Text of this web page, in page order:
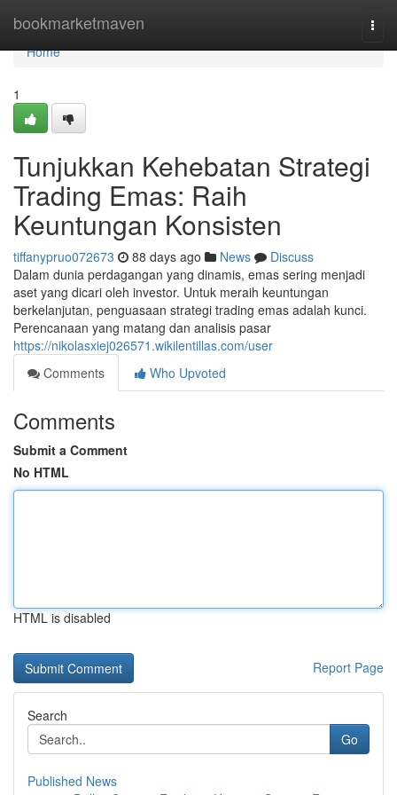
bookmarketmaven
Home
Home
1
Tunjukkan Kehebatan Strategi
Trading Emas: Raih
Keuntungan Konsisten
tiffanypruo072673 88 days ago News
Discuss
Dalam dunia perdagangan yang dinamis, emas sering menjadi
aset yang dicari oleh investor. Untuk meraih keuntungan
berkelanjutan, penguasaan strategi trading emas adalah kunci.
Perencanaan yang matang dan analisis pasar
https://nikolasxiej026571.wikilentillas.com/user
Comments
Who Upvoted
Comments
Submit a Comment
No HTML
HTML is disabled
Report Page
Search
Go
Published News